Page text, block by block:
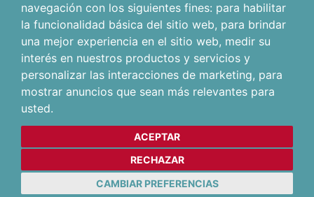
navegación con los siguientes fines: para habilitar
la funcionalidad básica del sitio web, para brindar
una mejor experiencia en el sitio web, medir su
interés en nuestros productos y servicios y
personalizar las interacciones de marketing, para
mostrar anuncios que sean más relevantes para
usted.
ACEPTAR
RECHAZAR
CAMBIAR PREFERENCIAS